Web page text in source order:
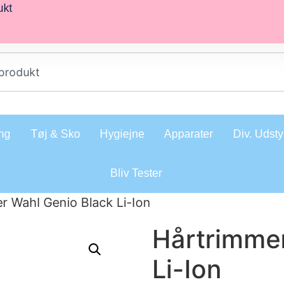
Tøj & Sko Hygiejne Apparater Div.
Bliv Tester
Wahl Genio Black Li-Ion
Li-Ion